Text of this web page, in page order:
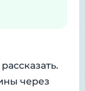
через